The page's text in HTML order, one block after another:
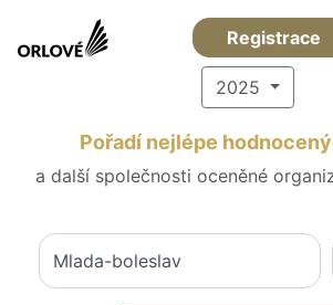
Registrace
2025
Pořadí nejlépe
a další společnosti oceněné